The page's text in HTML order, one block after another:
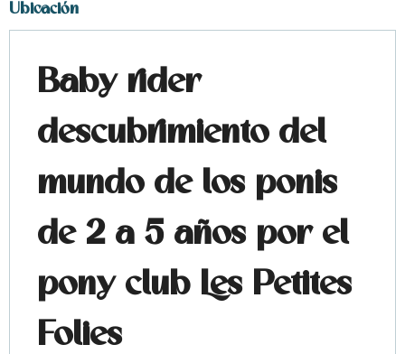
Ubicación
Baby rider
descubrimiento del
mundo de los ponis
de 2 a 5 años por el
pony club Les Petites
Folies